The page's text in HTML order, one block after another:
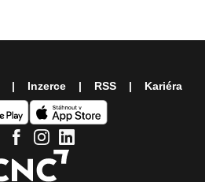
Inzerce RSS Kariéra